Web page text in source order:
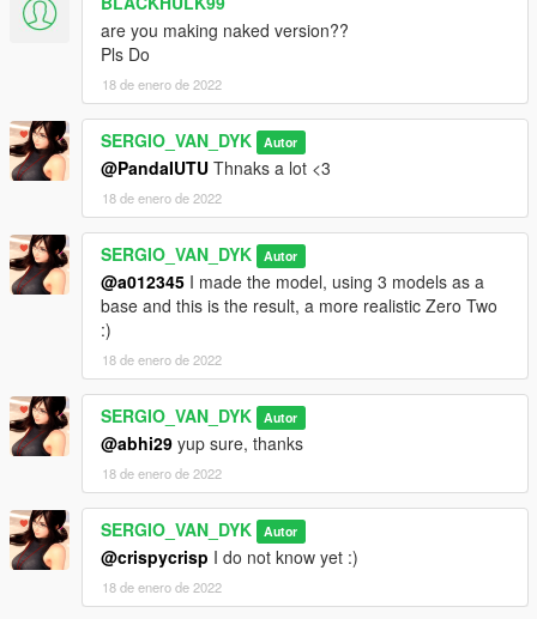
https://sergiovandyk.blogspot.com/
are you making naked version??
Pls Do
18 de enero de 2022
SERGIO_VAN_DYK Autor
@PandaIUTU Thnaks a lot <3
18 de enero de 2022
SERGIO_VAN_DYK Autor
@a012345 I made the model, using 3 models as a
base and this is the result, a more realistic Zero Two
:)
18 de enero de 2022
SERGIO_VAN_DYK Autor
@abhi29 yup sure, thanks
18 de enero de 2022
SERGIO_VAN_DYK Autor
@crispycrisp I do not know yet :)
18 de enero de 2022